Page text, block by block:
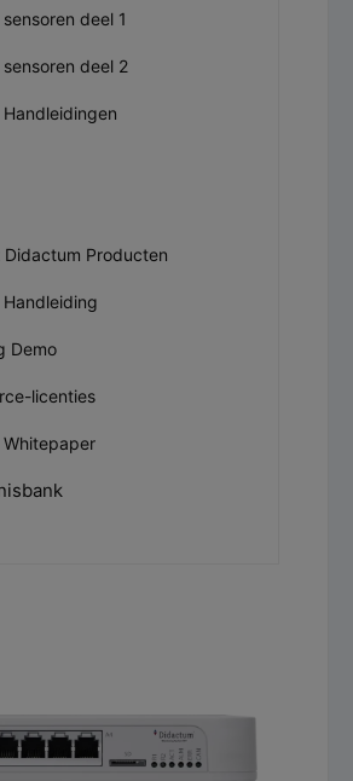
deel 1
deel 2
Producten
Demo
licenties
overslaan